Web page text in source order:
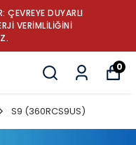
ÇEVREYE DUYARLI
VERİMLİLİĞİNİ
0
S9 (360RCS9US)